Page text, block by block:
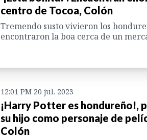
centro de Tocoa, Colón
Tremendo susto vivieron los
encontraron la boa cerca de un
12:01 PM 20 jul. 2023
¡Harry Potter es hondureño!,
su hijo como personaje de
Colón